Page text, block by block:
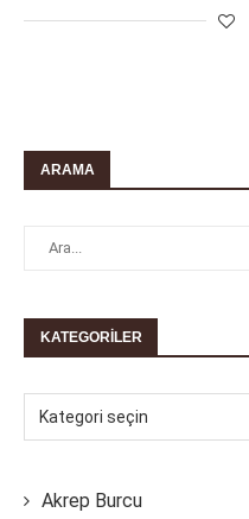
ARAMA
KATEGORILER
Akrep Burcu